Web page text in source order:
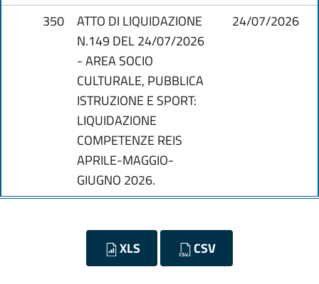
350
ATTO DI LIQUIDAZIONE
N.149 DEL 24/07/2026
- AREA SOCIO
CULTURALE, PUBBLICA
ISTRUZIONE E SPORT:
LIQUIDAZIONE
COMPETENZE REIS
APRILE-MAGGIO-
GIUGNO 2026.
24/07/2026
XLS CSV